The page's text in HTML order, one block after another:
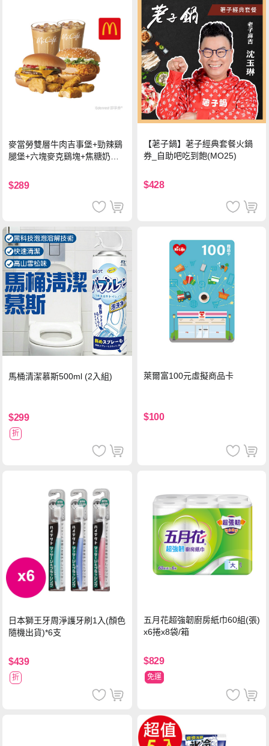
麥當勞雙層牛肉吉事堡+勁辣鷄
腿堡+六塊麥克鷄塊+焦糖奶茶
$289
【荖子鍋】荖子經典套餐火鍋
券_自助吧吃到飽(MO25)
$428
馬桶清潔慕斯500ml (2入組)
$299
折
萊爾富100元虛擬商品卡
$100
日本獅王牙周淨護牙刷1入(顏色
隨機出貨)*6支
$439
折
五月花超強韌廚房紙巾60組(張)
x6捲x8袋/箱
$829
免運